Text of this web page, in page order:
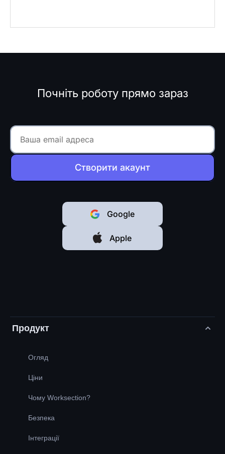
Почніть роботу прямо зараз
Створити акаунт
Google
Apple
Продукт
Огляд
Ціни
Чому Worksection?
Безпека
Інтеграції